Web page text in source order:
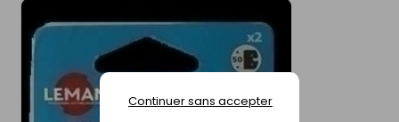
Continuer sans accepter